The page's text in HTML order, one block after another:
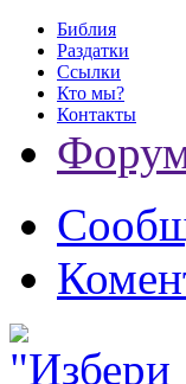
Библия
Раздатки
Ссылки
Кто мы?
Контакты